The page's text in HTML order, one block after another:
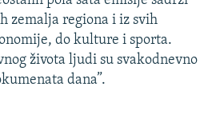
zemalja regiona i iz svih
do kulture i sporta.
života ljudi su svakodnevno
dana”.